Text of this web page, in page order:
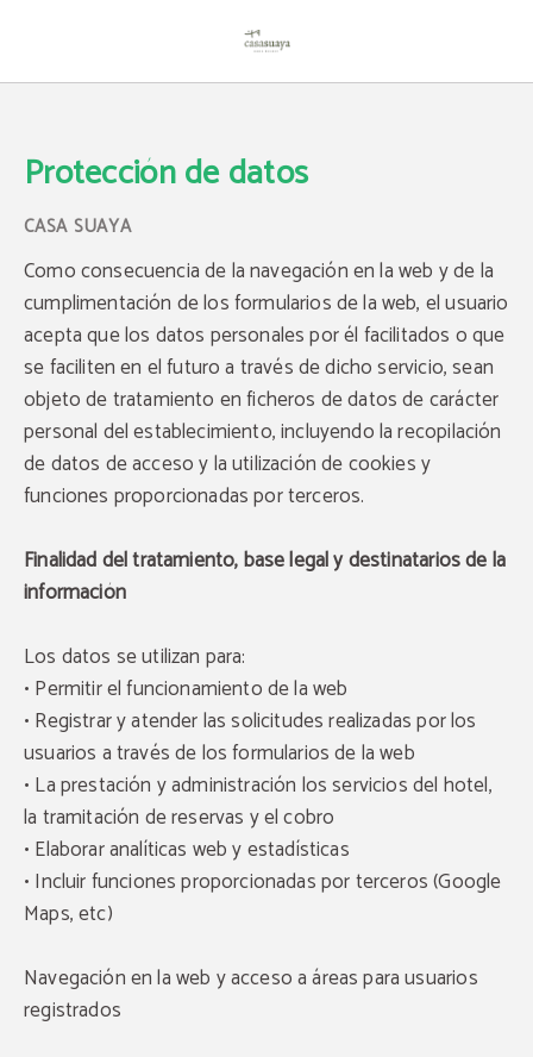
Protección de datos
Como consecuencia de la navegación en la web y de la
cumplimentación de los formularios de la web, el usuario
acepta que los datos personales por él facilitados o que
se faciliten en el futuro a través de dicho servicio, sean
objeto de tratamiento en ficheros de datos de carácter
personal del establecimiento, incluyendo la recopilación
de datos de acceso y la utilización de cookies y
funciones proporcionadas por terceros.
Finalidad del tratamiento, base legal y destinatarios de la
información
Los datos se utilizan para:
• Permitir el funcionamiento de la web
• Registrar y atender las solicitudes realizadas por los
usuarios a través de los formularios de la web
• La prestación y administración los servicios del hotel,
la tramitación de reservas y el cobro
• Elaborar analíticas web y estadísticas
• Incluir funciones proporcionadas por terceros (Google
Maps, etc)
Navegación en la web y acceso a áreas para usuarios
registrados